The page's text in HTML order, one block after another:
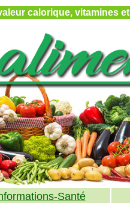
calorique, vitamines
Santé